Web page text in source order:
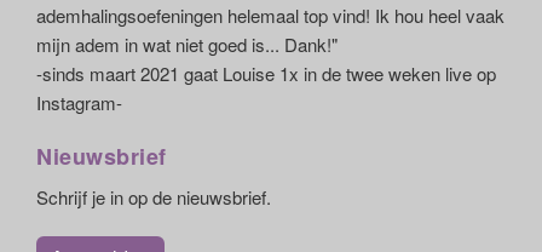
ademhalingsoefeningen helemaal top vind! Ik hou heel vaak
mijn adem in wat niet goed is... Dank!"
-sinds maart 2021 gaat Louise 1x in de twee weken live op
Instagram-
Nieuwsbrief
Schrijf je in op de nieuwsbrief.